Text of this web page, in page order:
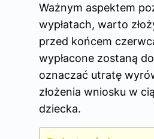
Ważnym aspektem
wypłatach, warto
przed końcem
wypłacone zostaną
oznaczać utratę
złożenia wniosku w
dziecka.